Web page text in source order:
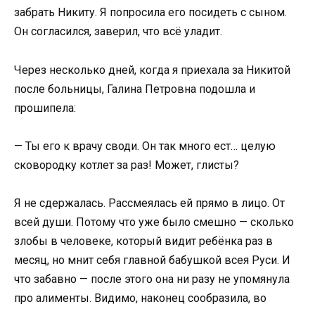
забрать Никиту. Я попросила его посидеть с сыном.
Он согласился, заверил, что всё уладит.
Через несколько дней, когда я приехала за Никитой
после больницы, Галина Петровна подошла и
прошипела:
— Ты его к врачу своди. Он так много ест… целую
сковородку котлет за раз! Может, глисты?
Я не сдержалась. Рассмеялась ей прямо в лицо. От
всей души. Потому что уже было смешно — сколько
злобы в человеке, который видит ребёнка раз в
месяц, но мнит себя главной бабушкой всея Руси. И
что забавно — после этого она ни разу не упомянула
про алименты. Видимо, наконец сообразила, во